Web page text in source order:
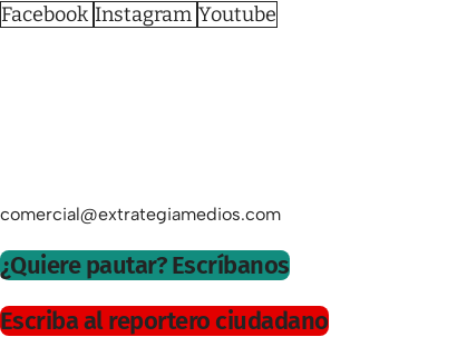
Facebook Instagram Youtube
comercial@extrategiamedios.com
¿Quiere pautar? Escríbanos
Escriba al reportero ciudadano